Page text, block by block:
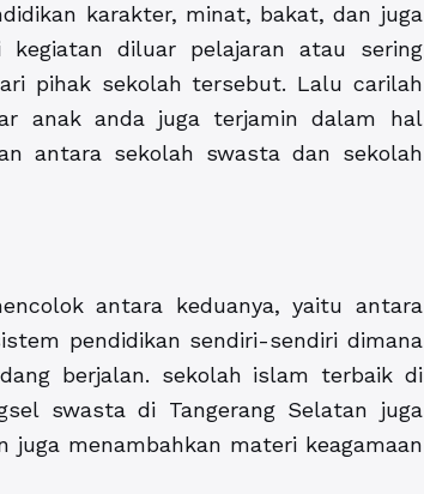
karakter, minat, bakat, dan juga
diluar pelajaran atau sering
pihak sekolah tersebut. Lalu carilah
anak anda juga terjamin dalam hal
antara sekolah swasta dan sekolah
antara keduanya, yaitu antara
pendidikan sendiri-sendiri dimana
berjalan. sekolah islam terbaik di
swasta di Tangerang Selatan juga
juga menambahkan materi keagamaan